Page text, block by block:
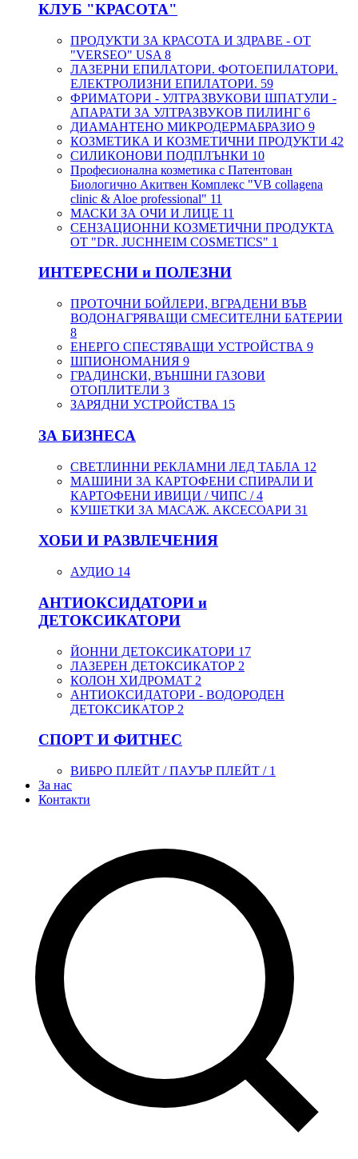
КЛУБ "КРАСОТА"
ПРОДУКТИ ЗА КРАСОТА И ЗДРАВЕ - ОТ
"VERSEO" USA 8
ЛАЗЕРНИ ЕПИЛАТОРИ. ФОТОЕПИЛАТОРИ.
ЕЛЕКТРОЛИЗНИ ЕПИЛАТОРИ. 59
ФРИМАТОРИ - УЛТРАЗВУКОВИ ШПАТУЛИ -
АПАРАТИ ЗА УЛТРАЗВУКОВ ПИЛИНГ 6
ДИАМАНТЕНО МИКРОДЕРМАБРАЗИО 9
КОЗМЕТИКА И КОЗМЕТИЧНИ ПРОДУКТИ 42
СИЛИКОНОВИ ПОДПЛЪНКИ 10
Професионална козметика с Патентован
Биологично Акитвен Комплекс "VB collagena
clinic & Aloe professional" 11
МАСКИ ЗА ОЧИ И ЛИЦЕ 11
СЕНЗАЦИОННИ КОЗМЕТИЧНИ ПРОДУКТА
ОТ "DR. JUCHHEIM COSMETICS" 1
ИНТЕРЕСНИ и ПОЛЕЗНИ
ПРОТОЧНИ БОЙЛЕРИ, ВГРАДЕНИ ВЪВ
ВОДОНАГРЯВАЩИ СМЕСИТЕЛНИ БАТЕРИИ
8
ЕНЕРГО СПЕСТЯВАЩИ УСТРОЙСТВА 9
ШПИОНОМАНИЯ 9
ГРАДИНСКИ, ВЪНШНИ ГАЗОВИ
ОТОПЛИТЕЛИ 3
ЗАРЯДНИ УСТРОЙСТВА 15
ЗА БИЗНЕСА
СВЕТЛИННИ РЕКЛАМНИ ЛЕД ТАБЛА 12
МАШИНИ ЗА КАРТОФЕНИ СПИРАЛИ И
КАРТОФЕНИ ИВИЦИ / ЧИПС /4
КУШЕТКИ ЗА МАСАЖ. АКСЕСОАРИ 31
ХОБИ И РАЗВЛЕЧЕНИЯ
АУДИО 14
АНТИОКСИДАТОРИ и
ДЕТОКСИКАТОРИ
ЙОННИ ДЕТОКСИКАТОРИ 17
ЛАЗЕРЕН ДЕТОКСИКАТОР 2
КОЛОН ХИДРОМАТ 2
АНТИОКСИДАТОРИ - ВОДОРОДЕН
ДЕТОКСИКАТОР 2
СПОРТ И ФИТНЕС
ВИБРО ПЛЕЙТ / ПАУЪР ПЛЕЙТ / 1
За нас
Контакти